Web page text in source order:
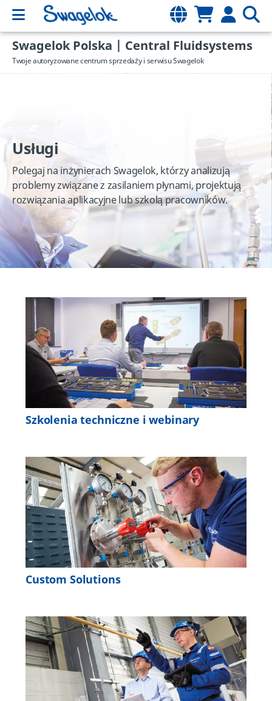
Swagelok Polska | Central Fluidsystems
Twoje autoryzowane centrum sprzedaży i serwisu Swagelok
Usługi
Polegaj na inżynierach Swagelok, którzy analizują
problemy związane z zasilaniem płynami, projektują
rozwiązania aplikacyjne lub szkolą pracowników.
Szkolenia techniczne i webinary
Custom Solutions